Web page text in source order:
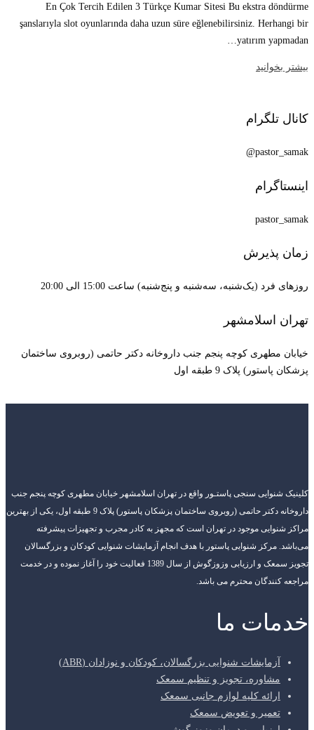
En Çok Tercih Edilen 3 Türkçe Kumar Sitesi Bu ekstra döndürme
şanslarıyla slot oyunlarında daha uzun süre eğlenebilirsiniz. Herhangi bir
yatırım yapmadan…
بیشتر بخوانید
کانال تلگرام
pastor_samak@
اینستاگرام
pastor_samak
زمان پذیرش
روزهای فرد (یک‌شنبه، سه‌شنبه و پنج‌شنبه) ساعت 15:00 الی 20:00
تهران اسلامشهر
خیابان مطهری کوچه پنجم جنب داروخانه دکتر حاتمی (روبروی ساختمان
پزشکان پاستور) پلاک 9 طبقه اول
کلینیک شنوایی سنجی پاستـور واقع در تهران اسلامشهر خیابان مطهری کوچه پنجم جنب
داروخانه دکتر حاتمی (روبروی ساختمان پزشکان پاستور) پلاک 9 طبقه اول، یکی از بهترین
مراکز شنوایی موجود در تهران است که مجهز به کادر مجرب و تجهیزات پیشرفته
می‌باشد. مرکز شنوایی پاستور با هدف انجام آزمایشات شنوایی کودکان و بزرگسالان
تجویز سمعک و ارزیابی وزوزگوش از سال 1389 فعالیت خود را آغاز نموده و در خدمت
مراجعه کنندگان محترم می باشد.
خدمات ما
آزمایشات شنوایی بزرگسالان، کودکان و نوزادان (ABR)
مشاوره، تجویز و تنظیم سمعک
ارائه کلیه لوازم جانبی سمعک
تعمیر و تعویض سمعک